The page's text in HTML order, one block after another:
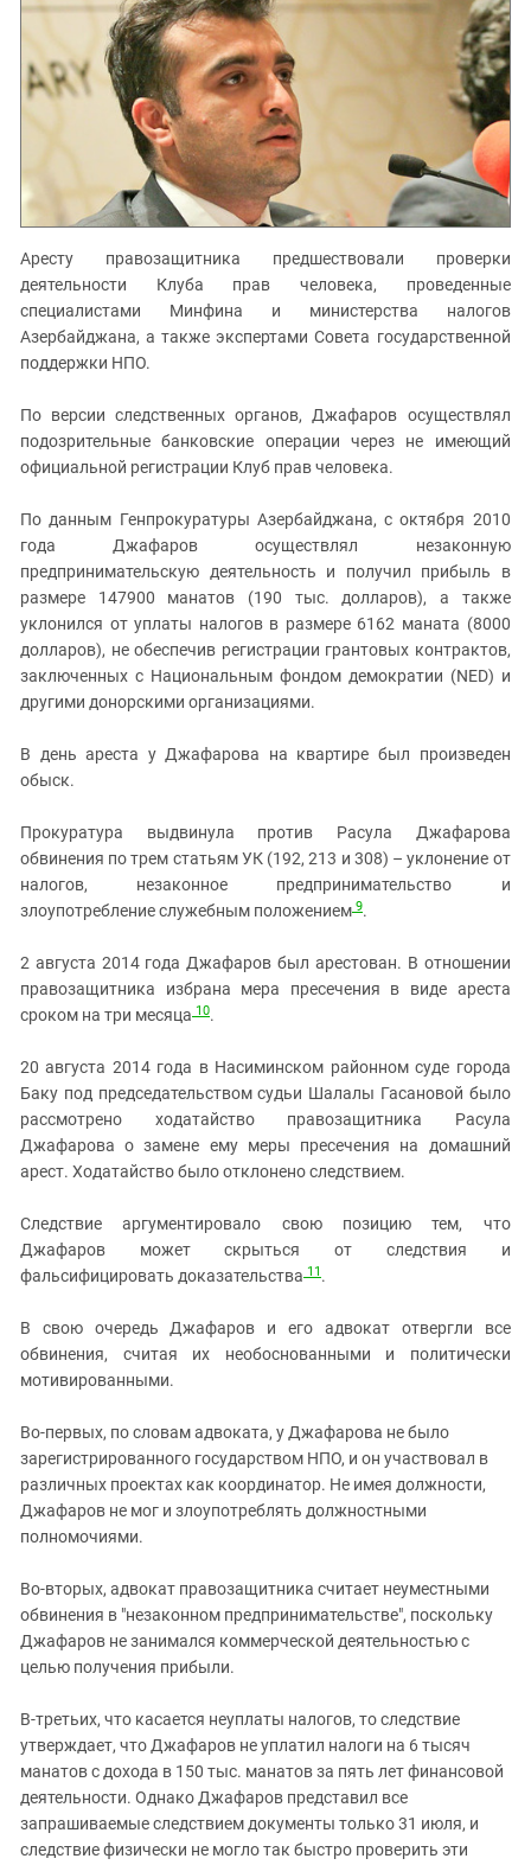
Аресту правозащитника предшествовали проверки
деятельности Клуба прав человека, проведенные
специалистами Минфина и министерства налогов
Азербайджана, а также экспертами Совета государственной
поддержки НПО.
По версии следственных органов, Джафаров осуществлял
подозрительные банковские операции через не имеющий
официальной регистрации Клуб прав человека.
По данным Генпрокуратуры Азербайджана, с октября 2010
года Джафаров осуществлял незаконную
предпринимательскую деятельность и получил прибыль в
размере 147900 манатов (190 тыс. долларов), а также
уклонился от уплаты налогов в размере 6162 маната (8000
долларов), не обеспечив регистрации грантовых контрактов,
заключенных с Национальным фондом демократии (NED) и
другими донорскими организациями.
В день ареста у Джафарова на квартире был произведен
обыск.
Прокуратура выдвинула против Расула Джафарова
обвинения по трем статьям УК (192, 213 и 308) – уклонение от
налогов, незаконное предпринимательство и
злоупотребление служебным положением 9.
2 августа 2014 года Джафаров был арестован. В отношении
правозащитника избрана мера пресечения в виде ареста
сроком на три месяца 10.
20 августа 2014 года в Насиминском районном суде города
Баку под председательством судьи Шалалы Гасановой было
рассмотрено ходатайство правозащитника Расула
Джафарова о замене ему меры пресечения на домашний
арест. Ходатайство было отклонено следствием.
Следствие аргументировало свою позицию тем, что
Джафаров может скрыться от следствия и
фальсифицировать доказательства 11 .
В свою очередь Джафаров и его адвокат отвергли все
обвинения, считая их необоснованными и политически
мотивированными.
Во-первых, по словам адвоката, у Джафарова не было
зарегистрированного государством НПО, и он участвовал в
различных проектах как координатор. Не имея должности,
Джафаров не мог и злоупотреблять должностными
полномочиями.
Во-вторых, адвокат правозащитника считает неуместными
обвинения в "незаконном предпринимательстве", поскольку
Джафаров не занимался коммерческой деятельностью с
целью получения прибыли.
В-третьих, что касается неуплаты налогов, то следствие
утверждает, что Джафаров не уплатил налоги на 6 тысяч
манатов с дохода в 150 тыс. манатов за пять лет финансовой
деятельности. Однако Джафаров представил все
запрашиваемые следствием документы только 31 июля, и
следствие физически не могло так быстро проверить эти